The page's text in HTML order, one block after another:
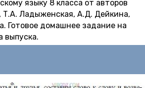
языку 8 класса от авторов
Т.А. Ладыженская, А.Д. Дейкина,
Готовое домашнее задание на
выпуска.